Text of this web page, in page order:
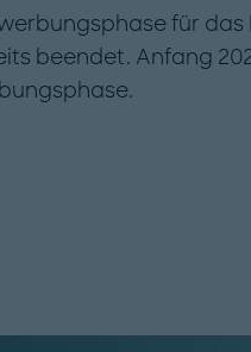
für
beendet. Anfang